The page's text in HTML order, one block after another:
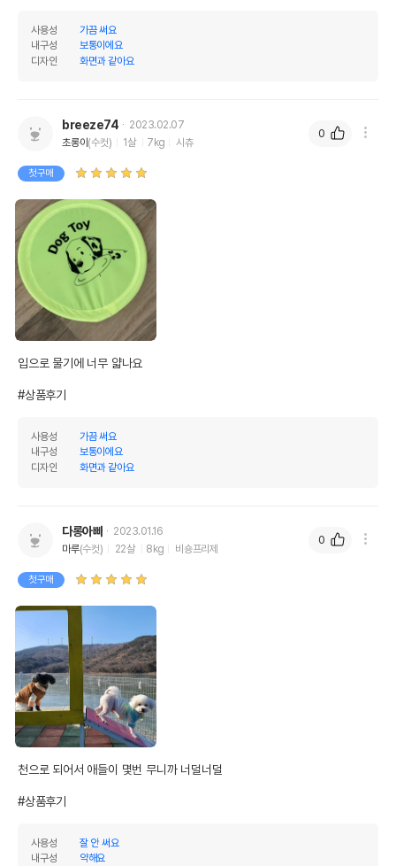
사용성
가끔 써요
내구성
보통이에요
디자인
화면과 같아요
breeze74
2023.02.07
초롱이(수컷) 1살 7kg 시츄
첫구매
입으로 물기에 너무 얇나요
#상품후기
사용성
가끔 써요
내구성
보통이에요
디자인
화면과 같아요
0
다롱아빠
2023.01.16
마루(수컷) 22살 8kg 비숑프리제
첫구매
천으로 되어서 애들이 몇번 무니까 너덜너덜
#상품후기
사용성
잘 안 써요
내구성
약해요
0